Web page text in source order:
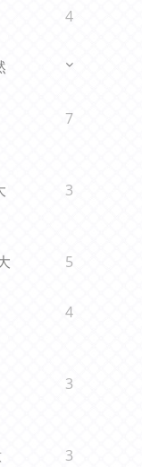
4
7
3
5
4
3
3